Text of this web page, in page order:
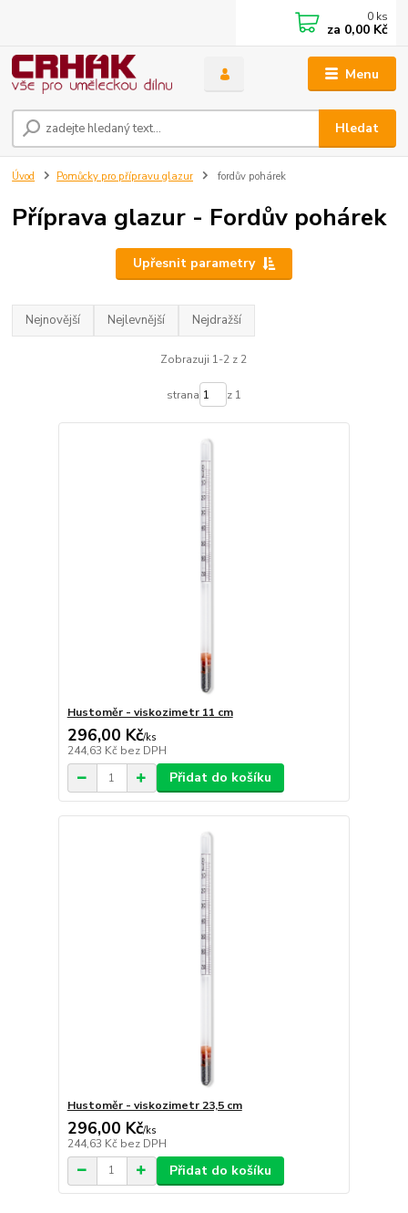
Menu
Hledat
0 ks
za 0,00 Kč
Úvod Pomůcky pro přípravu glazur fordův pohárek
Příprava glazur - Fordův pohárek
Upřesnit parametry
Nejnovější Nejlevnější Nejdražší
Zobrazuji 1-2 z 2
strana z 1
Hustoměr - viskozimetr 11 cm
296,00 Kč/ks
244,63 Kč bez DPH
Přidat do košíku
Hustoměr - viskozimetr 23,5 cm
296,00 Kč/ks
244,63 Kč bez DPH
Přidat do košíku